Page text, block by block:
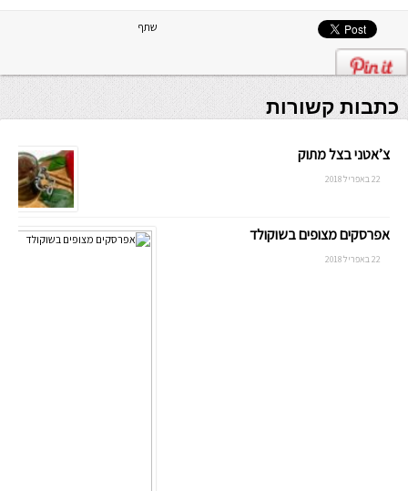
שתף
כתבות קשורות
צ’אטני בצל מתוק
22 באפריל 2018
אפרסקים מצופים בשוקולד
22 באפריל 2018